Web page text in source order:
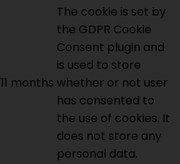
11 months
The cookie is set by
the GDPR Cookie
Consent plugin and
is used to store
whether or not user
has consented to
the use of cookies. It
does not store any
personal data.